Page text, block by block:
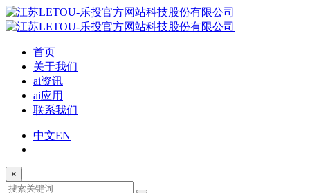
首页
关于我们
ai资讯
ai应用
联系我们
中文EN
×